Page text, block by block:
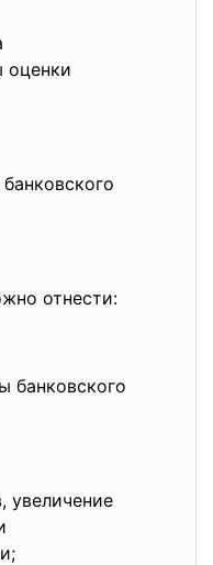
оценки
банковского
отнести:
банковского
увеличение